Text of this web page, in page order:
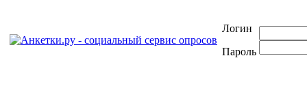
Логин
Пароль